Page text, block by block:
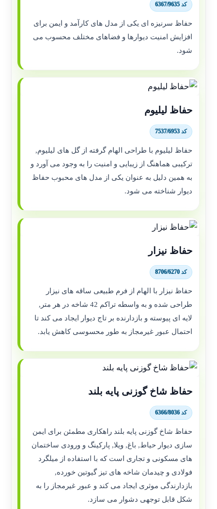
کد 6367/9635
حفاظ سرنیزه ای یکی از مدل های کارآمد و ایمن برای
افزایش امنیت دیوارها و فضاهای مختلف محسوب می
شود.
حفاظ لیلیوم
کد 7537/6953
حفاظ لیلیوم با طراحی الهام گرفته از گل های لیلیوم,
ترکیبی هماهنگ از زیبایی و امنیت را به وجود می آورد و
به همین دلیل به عنوان یکی از مدل های محبوب حفاظ
دیوار شناخته می شود.
حفاظ نیزار
کد 8706/6270
حفاظ نیزار با الهام از فرم طبیعی ساقه های نیزار
طراحی شده و به واسطه تراکم 42 شاخه در هر متر,
لایه ای پیوسته و بازدارنده بر تاج دیوار ایجاد می کند تا
احتمال عبور غیرمجاز به طور محسوسی کاهش یابد.
حفاظ شاخ گوزنی پایه بلند
کد 6366/8036
حفاظ شاخ گوزنی پایه بلند راهکاری مطمئن برای ایمن
سازی دیوار حیاط, باغ, ویلا, پارکینگ و ورودی ساختمان
های مسکونی و تجاری است که با استفاده از میلگرد
فولادی و چیدمان شاخه های تیز گیوتین خورده,
بازدارندگی موثری ایجاد می کند و عبور غیرمجاز را به
شکل قابل توجهی دشوار می سازد.